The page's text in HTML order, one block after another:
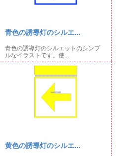
青色の誘導灯のシルエ...
青色の誘導灯のシルエットのシンプ
ルなイラストです。使...
黄色の誘導灯のシルエ...